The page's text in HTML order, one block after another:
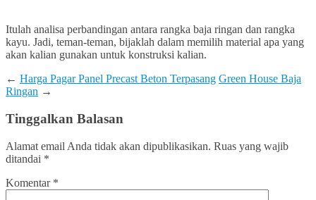
Itulah analisa perbandingan antara rangka baja ringan dan rangka
kayu. Jadi, teman-teman, bijaklah dalam memilih material apa yang
akan kalian gunakan untuk konstruksi kalian.
← Harga Pagar Panel Precast Beton Terpasang Green House Baja
Ringan →
Tinggalkan Balasan
Alamat email Anda tidak akan dipublikasikan. Ruas yang wajib
ditandai *
Komentar *